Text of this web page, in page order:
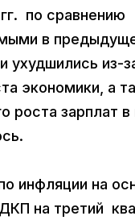
по сравнению
в
ухудшились из-
экономики, а
роста зарплат в
инфляции на
на третий